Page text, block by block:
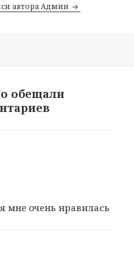
автора Админ
обещали
мне очень нравилась